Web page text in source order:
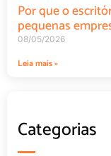
Por que o
pequenas
08/05/2026
Leia mais »
Categorias